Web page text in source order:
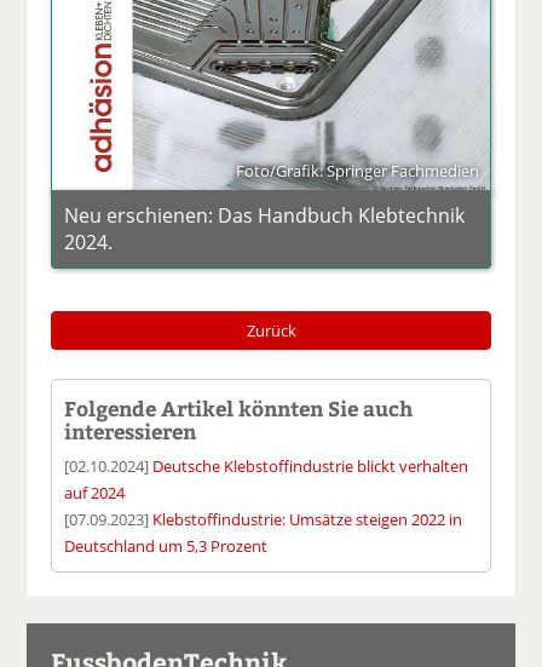
Foto/Grafik: Springer Fachmedien
Neu erschienen: Das Handbuch Klebtechnik
2024.
Zurück
Folgende Artikel könnten Sie auch
interessieren
[02.10.2024] Deutsche Klebstoffindustrie blickt verhalten
auf 2024
[07.09.2023] Klebstoffindustrie: Umsätze steigen 2022 in
Deutschland um 5,3 Prozent